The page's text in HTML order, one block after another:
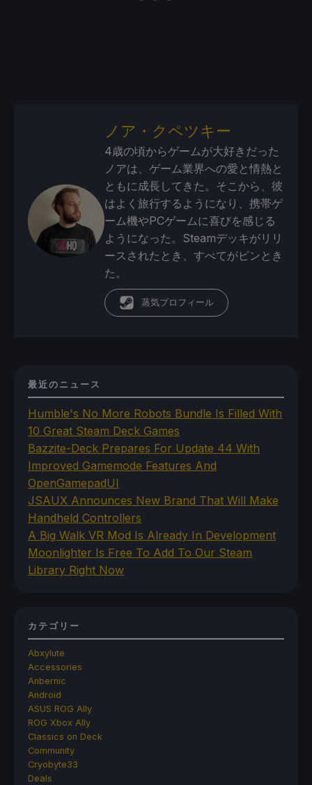
ノア・クペツキー
4歳の頃からゲームが大好きだった
ノアは、ゲーム業界への愛と情熱と
ともに成長してきた。そこから、彼
はよく旅行するようになり、携帯ゲ
ーム機やPCゲームに喜びを感じる
ようになった。Steamデッキがリリ
ースされたとき、すべてがピンとき
た。
蒸気プロフィール
最近のニュース
Humble's No More Robots Bundle Is Filled With
10 Great Steam Deck Games
Bazzite-Deck Prepares For Update 44 With
Improved Gamemode Features And
OpenGamepadUI
JSAUX Announces New Brand That Will Make
Handheld Controllers
A Big Walk VR Mod Is Already In Development
Moonlighter Is Free To Add To Our Steam
Library Right Now
カテゴリー
Abxylute
Accessories
Anbernic
Android
ASUS ROG Ally
ROG Xbox Ally
Classics on Deck
Community
Cryobyte33
Deals